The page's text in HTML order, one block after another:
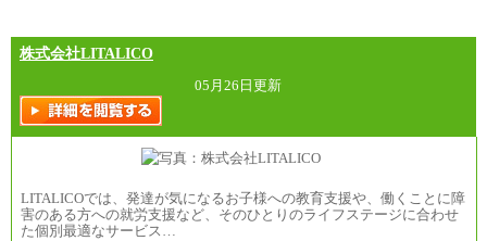
株式会社LITALICO
05月26日更新
LITALICOでは、発達が気になるお子様への教育支援や、働くことに障
害のある方への就労支援など、そのひとりのライフステージに合わせ
た個別最適なサービス…